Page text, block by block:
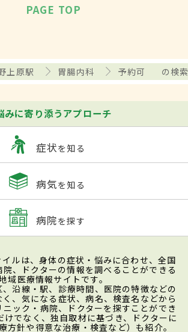
PAGE TOP
上原駅 胃腸内科 予約可 の検
みに寄り添うアプローチ
症状を知る
病気を知る
病院を探す
イルは、身体の症状・悩みに合わせ、全国
、ドクターの情報を調べることができる
域医療情報サイトです。
沿線・駅、診療時間、医院の特徴などの
、気になる症状、病名、検査名などから
ック・病院、ドクターを探すことができ
けでなく、独自取材に基づき、ドクターに
方針や得意な治療・検査など）も紹介。